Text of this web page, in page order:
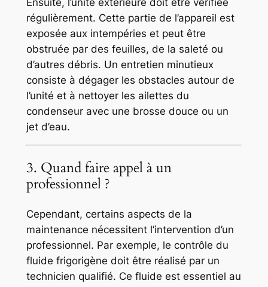
Ensuite, l’unité extérieure doit être vérifiée
régulièrement. Cette partie de l’appareil est
exposée aux intempéries et peut être
obstruée par des feuilles, de la saleté ou
d’autres débris. Un entretien minutieux
consiste à dégager les obstacles autour de
l’unité et à nettoyer les ailettes du
condenseur avec une brosse douce ou un
jet d’eau.
3. Quand faire appel à un
professionnel ?
Cependant, certains aspects de la
maintenance nécessitent l’intervention d’un
professionnel. Par exemple, le contrôle du
fluide frigorigène doit être réalisé par un
technicien qualifié. Ce fluide est essentiel au